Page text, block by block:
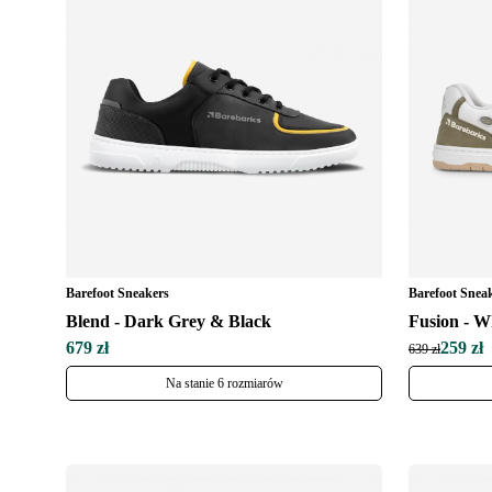
Barefoot Sneakers
Blend - Dark Grey & Black
679 zł
Na stanie 6 rozmiarów
Barefoot
Fusion -
639 zł259 zł